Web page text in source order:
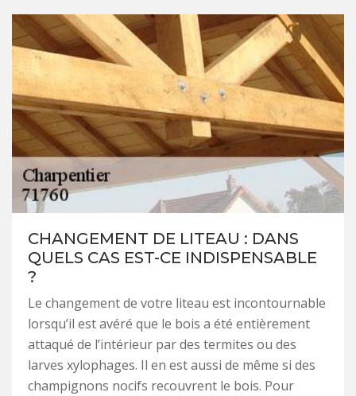
CHANGEMENT DE LITEAU : DANS
QUELS CAS EST-CE INDISPENSABLE
?
Le changement de votre liteau est incontournable
lorsqu’il est avéré que le bois a été entièrement
attaqué de l’intérieur par des termites ou des
larves xylophages. Il en est aussi de même si des
champignons nocifs recouvrent le bois. Pour